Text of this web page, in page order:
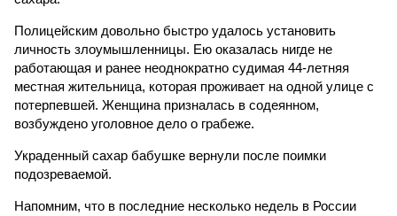
Полицейским довольно быстро удалось установить
личность злоумышленницы. Ею оказалась нигде не
работающая и ранее неоднократно судимая 44-летняя
местная жительница, которая проживает на одной улице с
потерпевшей. Женщина призналась в содеянном,
возбуждено уголовное дело о грабеже.
Украденный сахар бабушке вернули после поимки
подозреваемой.
Напомним, что в последние несколько недель в России